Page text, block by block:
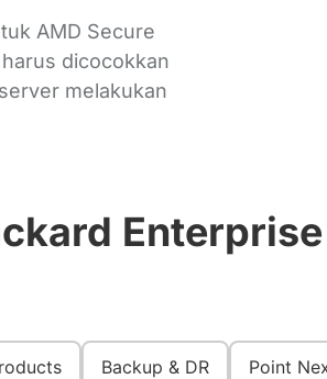
AMD Secure
dicocokkan
melakukan
Enterprise
Backup & DR Point